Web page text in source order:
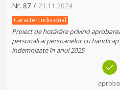
Nr. 87 / 21.11.2024
Caracter individual
Proiect de hotărâre privind
personali ai persoanelor cu
indemnizate în anul 2025